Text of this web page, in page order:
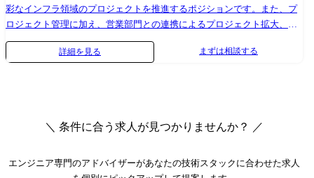
彩なインフラ領域のプロジェクトを推進するポジションです。また、プ
ロジェクト管理に加え、営業部門との連携によるプロジェクト拡大、プ
ロジェクトや社内グループにおける人材育成などの業務にも従事いただ
大に関する方針策定 ●顧客との要件整理/推進支援 顧客のビジネス部門と
います。 ・ビジネス部門とのコミュニケーションを通じた業務要件の整
詳細を見る まずは相談する
＼ 条件に合う求人が見つかりませんか？ ／
エンジニア専門のアドバイザーがあなたの技術スタックに合わせた求人